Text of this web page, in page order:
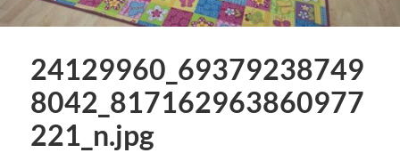
24129960_69379238749
8042_817162963860977
221_n.jpg